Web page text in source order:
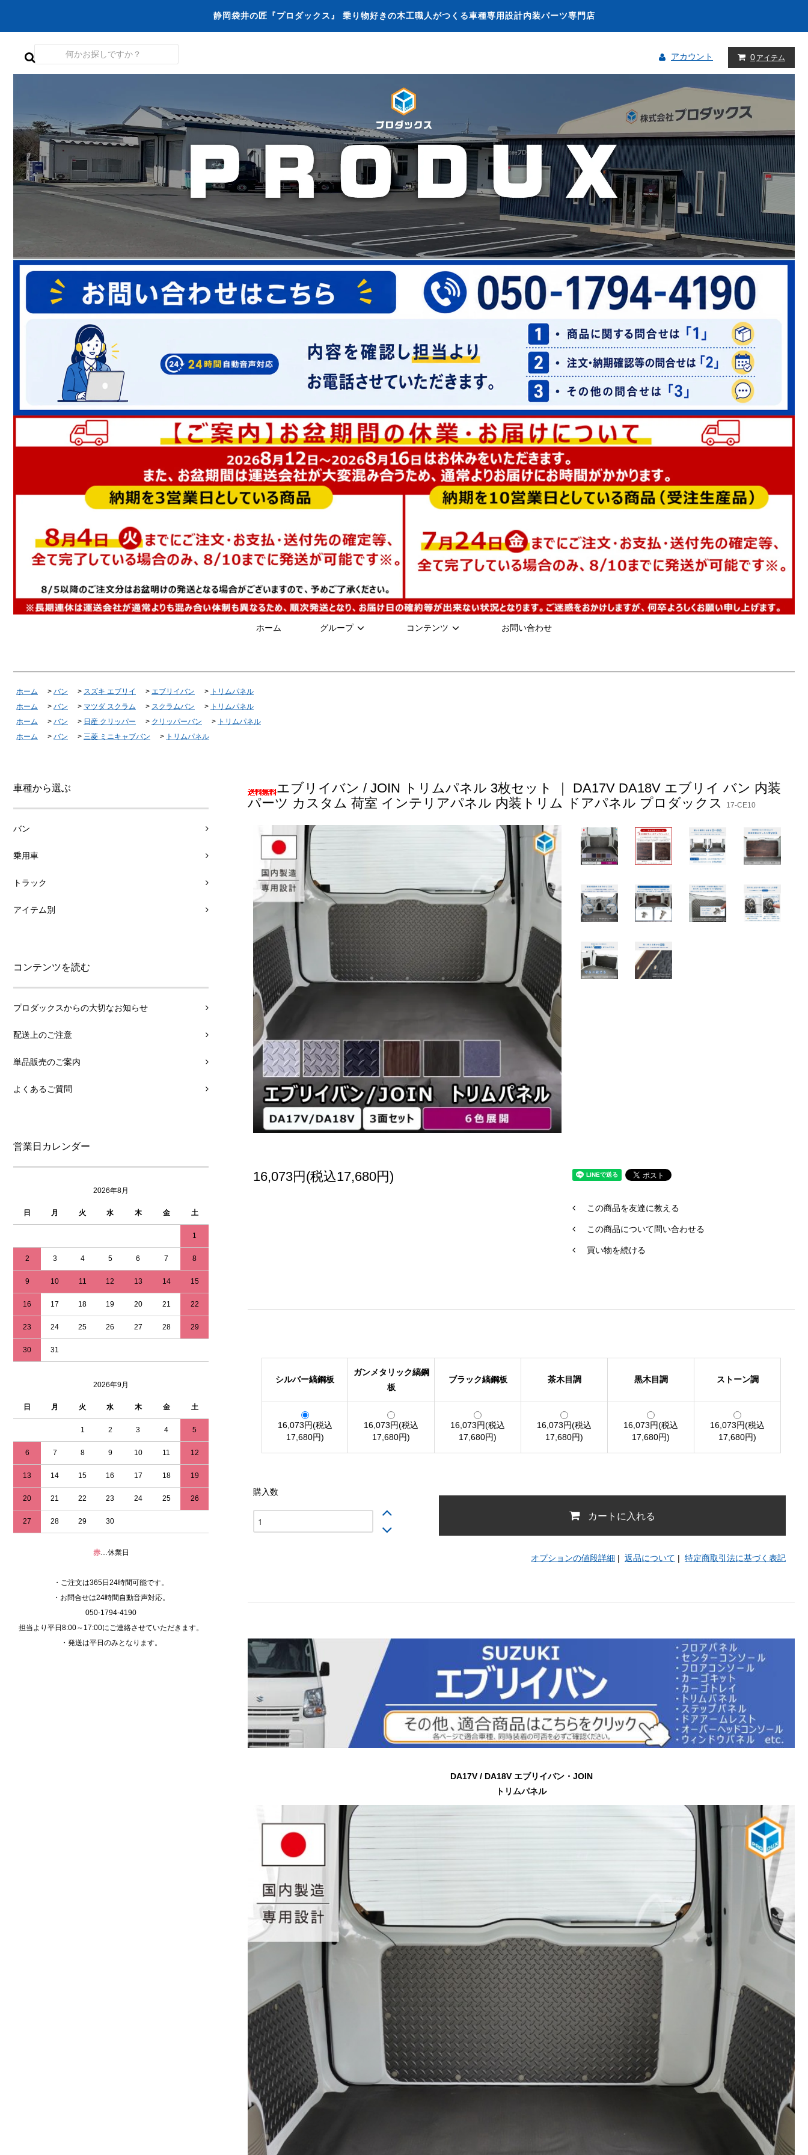
静岡袋井の匠『プロダックス』 乗り物好きの木工職人がつくる車種専用設計内装パーツ専門店
アカウント 0 アイテム
ホーム グループ コンテンツ お問い合わせ
ホーム > バン > スズキ エブリイ > エブリイバン > トリムパネル
ホーム
> バン > マツダ スクラム > スクラムバン > トリムパネル
ホーム
> バン > 日産 クリッパー > クリッパーバン > トリムパネル
ホーム
> バン > 三菱 ミニキャブバン > トリムパネル
車種から選ぶ
バン
乗用車
トラック
アイテム別
コンテンツを読む
プロダックスからの大切なお知らせ
配送上のご注意
単品販売のご案内
よくあるご質問
営業日カレンダー
2026年8月
日 月 火 水 木 金 土
1
2 3 4 5 6 7 8
9 10 11 12 13 14 15
16 17 18 19 20 21 22
23 24 25 26 27 28 29
30 31
2026年9月
日 月 火 水 木 金 土
1 2 3 4 5
6 7 8 9 10 11 12
13 14 15 16 17 18 19
20 21 22 23 24 25 26
27 28 29 30
赤…休業日
・ご注文は365日24時間可能です。
・お問合せは24時間自動音声対応。
050-1794-4190
担当より平日8:00～17:00にご連絡させていただきます。
・発送は平日のみとなります。
エブリイバン / JOIN トリムパネル 3枚セット ｜ DA17V DA18V エブリイ バン 内装
パーツ カスタム 荷室 インテリアパネル 内装トリム ドアパネル プロダックス
17-CE10
16,073円(税込17,680円)
この商品を友達に教える
この商品について問い合わせる
買い物を続ける
シルバー縞鋼板
ガンメタリック縞鋼
板
ブラック縞鋼板 茶木目調 黒木目調 ストーン調
16,073円(税込
17,680円)
16,073円(税込
17,680円)
16,073円(税込
17,680円)
16,073円(税込
17,680円)
16,073円(税込
17,680円)
16,073円(税込
17,680円)
購入数
カートに入れる
オプションの値段詳細 | 返品について | 特定商取引法に基づく表記
DA17V / DA18V エブリイバン・JOIN
トリムパネル